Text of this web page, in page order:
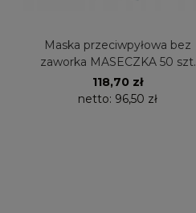
Maska przeciwpyłowa bez
zaworka MASECZKA 50 szt.
118,70 zł
netto: 96,50 zł